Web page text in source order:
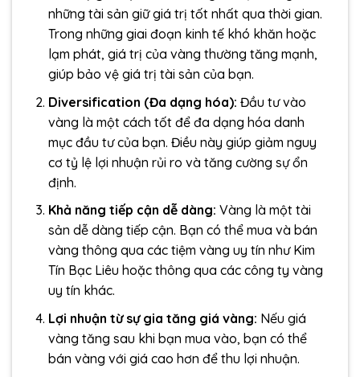
những tài sản giữ giá trị tốt nhất qua thời gian.
Trong những giai đoạn kinh tế khó khăn hoặc
lạm phát, giá trị của vàng thường tăng mạnh,
giúp bảo vệ giá trị tài sản của bạn.
Diversification (Đa dạng hóa): Đầu tư vào
vàng là một cách tốt để đa dạng hóa danh
mục đầu tư của bạn. Điều này giúp giảm nguy
cơ tỷ lệ lợi nhuận rủi ro và tăng cường sự ổn
định.
Khả năng tiếp cận dễ dàng: Vàng là một tài
sản dễ dàng tiếp cận. Bạn có thể mua và bán
vàng thông qua các tiệm vàng uy tín như Kim
Tín Bạc Liêu hoặc thông qua các công ty vàng
uy tín khác.
Lợi nhuận từ sự gia tăng giá vàng: Nếu giá
vàng tăng sau khi bạn mua vào, bạn có thể
bán vàng với giá cao hơn để thu lợi nhuận.